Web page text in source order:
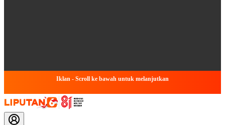
Iklan - Scroll ke bawah untuk melanjutkan